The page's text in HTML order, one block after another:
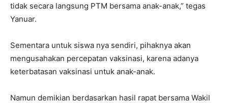
tidak secara langsung PTM bersama anak-anak,” tegas
Yanuar.
Sementara untuk siswa nya sendiri, pihaknya akan
mengusahakan percepatan vaksinasi, karena adanya
keterbatasan vaksinasi untuk anak-anak.
Namun demikian berdasarkan hasil rapat bersama Wakil